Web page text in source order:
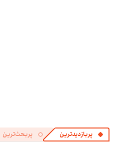
پربازدیدترین پربحث‌ترین